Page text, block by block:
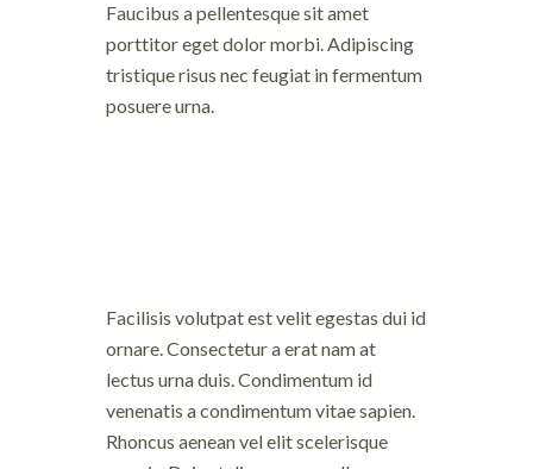
Faucibus a pellentesque sit amet
porttitor eget dolor morbi. Adipiscing
tristique risus nec feugiat in fermentum
posuere urna.
Facilisis volutpat est velit egestas dui id
ornare. Consectetur a erat nam at
lectus urna duis. Condimentum id
venenatis a condimentum vitae sapien.
Rhoncus aenean vel elit scelerisque